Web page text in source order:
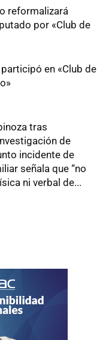
reformalizará
por «Club de
en «Club de
tras
de
incidente de
señala que “no
ni verbal de...